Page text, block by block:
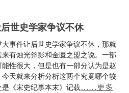
世史学家争议不休
事件让后世史学家争议不休，那就
有烛光斧影和金匮之盟之说。一部
性很大，但是也有一部分认为是赵
天就来分析分析这两个究竟哪个较
《宋史纪事本末》记载……更多